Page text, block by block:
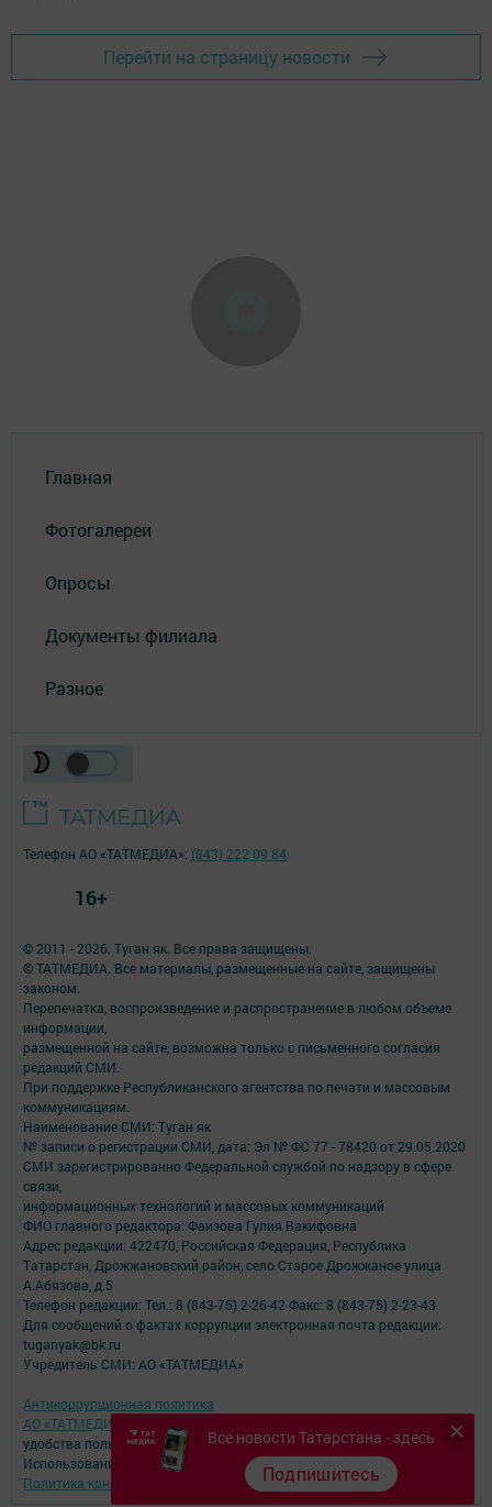
Перейти на страницу новости
Главная
Фотогалереи
Опросы
Документы филиала
Разное
Все новости Татарстана - здесь
Подпишитесь
© 2011 - 2026. Туган як. Все права защищены.
© ТАТМЕДИА. Все материалы, размещенные на сайте, защищены
законом.
Перепечатка, воспроизведение и распространение в любом объеме
информации,
размещенной на сайте, возможна только с письменного согласия
редакций СМИ.
При поддержке Республиканского агентства по печати и массовым
коммуникациям.
Наименование СМИ: Туган як
№ записи о регистрации СМИ, дата: Эл № ФС 77 - 78420 от 29.05.2020
СМИ зарегистрированно Федеральной службой по надзору в сфере
связи,
информационных технологий и массовых коммуникаций
ФИО главного редактора: Фаизова Гулия Вакифовна
Адрес редакции: 422470, Российская Федерация, Республика
Татарстан, Дрожжановский район, село Старое Дрожжаное улица
А.Абязова, д.5
Телефон редакции: Тел.: 8 (843-75) 2-26-42 Факс: 8 (843-75) 2-23-43
Для сообщений о фактах коррупции электронная почта редакции:
tuganyak@bk.ru
Учредитель СМИ: АО «ТАТМЕДИА»
Антикоррупционная политика
АО «ТАТМЕДИА» использует «cookie»
для персонализации сервисов и
удобства пользователей сайтом.
Использование «cookie» можно отменить в настройках браузера.
Политика конфиденциальности
Телефон АО «ТАТМЕДИА»: (843) 222 09 84
16+